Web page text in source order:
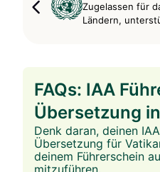
Zugelassen für
Ländern,
FAQs: IAA
Übersetzung
Denk daran, deinen
Übersetzung für
deinem Führerschein
mitzuführen.